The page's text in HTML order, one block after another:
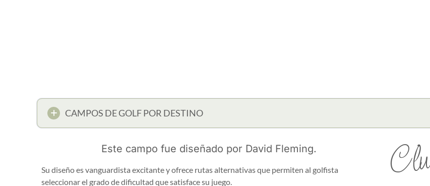
CAMPOS DE GOLF POR DESTINO
Este campo fue diseñado por David Fleming.
Su diseño es vanguardista excitante y ofrece rutas alternativas que permiten al golfista
seleccionar el grado de dificultad que satisface su juego.